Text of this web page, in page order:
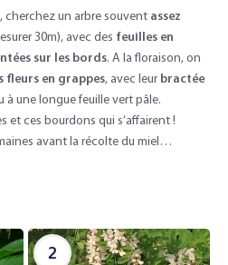
cherchez un arbre souvent assez
30m), avec des feuilles en
sur les bords. A la floraison, on
fleurs en grappes, avec leur bractée
à une longue feuille vert pâle.
et ces bourdons qui s’affairent !
avant la récolte du miel…
2